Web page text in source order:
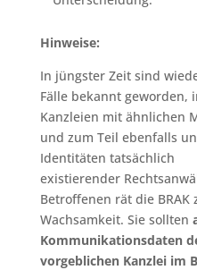
Hinweise:
In jüngster Zeit sind
Fälle bekannt geworden,
Kanzleien mit ähnlichen
und zum Teil ebenfalls
Identitäten tatsächlich
existierender
Betroffenen rät die BRAK
Wachsamkeit. Sie sollten
Kommunikationsdaten
vorgeblichen Kanzlei im